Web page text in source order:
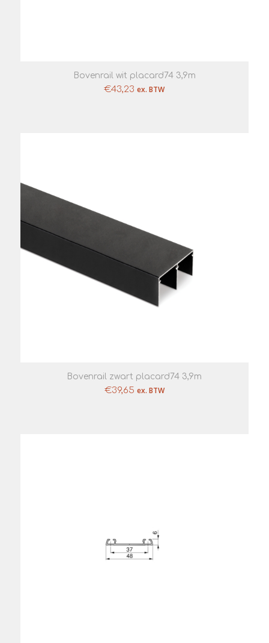
Bovenrail wit placard74 3,9m
€43,23 ex. BTW
Bovenrail zwart placard74 3,9m
€39,65 ex. BTW